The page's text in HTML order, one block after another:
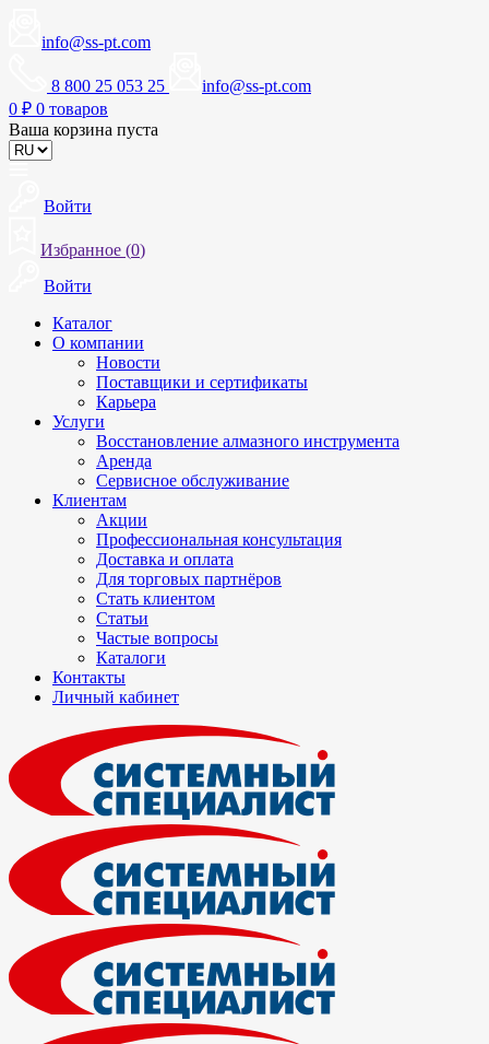
info@ss-pt.com
8 800 25 053 25
info@ss-pt.com
0 ₽ 0 товаров
Ваша корзина пуста
Войти
Избранное (0)
Войти
Каталог
О компании
Новости
Поставщики и сертификаты
Карьера
Услуги
Восстановление алмазного инструмента
Аренда
Сервисное обслуживание
Клиентам
Акции
Профессиональная консультация
Доставка и оплата
Для торговых партнёров
Стать клиентом
Статьи
Частые вопросы
Каталоги
Контакты
Личный кабинет